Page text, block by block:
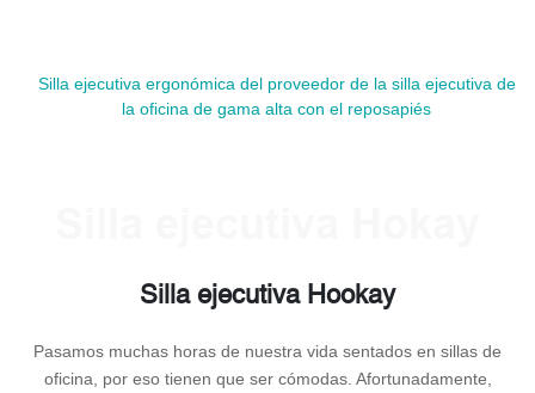
Silla ejecutiva ergonómica del proveedor de la silla ejecutiva de
la oficina de gama alta con el reposapiés
Silla ejecutiva Hookay
Pasamos muchas horas de nuestra vida sentados en sillas de
oficina, por eso tienen que ser cómodas. Afortunadamente,